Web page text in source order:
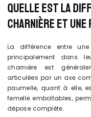
QUELLE EST LA
CHARNIÈRE ET UNE
La différence entre
principalement dans
charnière est
articulées par un axe
paumelle, quant à elle,
femelle emboîtables,
dépose complète.